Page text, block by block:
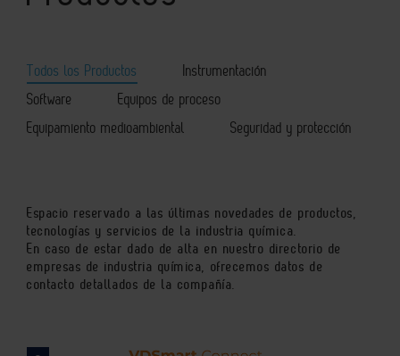
Todos los Productos
Instrumentación
Software
Equipos de proceso
Equipamiento medioambiental
Seguridad y protección
Espacio reservado a las últimas novedades de productos,
tecnologías y servicios de la industria química.
En caso de estar dado de alta en nuestro directorio de
empresas de industria química, ofrecemos datos de
contacto detallados de la compañía.